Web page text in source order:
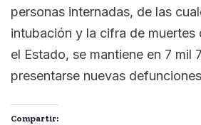
personas internadas, de las
intubación y la cifra de muertes
el Estado, se mantiene en 7 mil
presentarse nuevas
Compartir: